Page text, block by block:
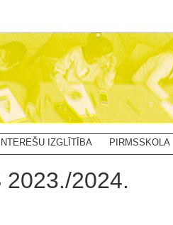
INTEREŠU IZGLĪTĪBA
PIRMSSKOLA
2023./2024.